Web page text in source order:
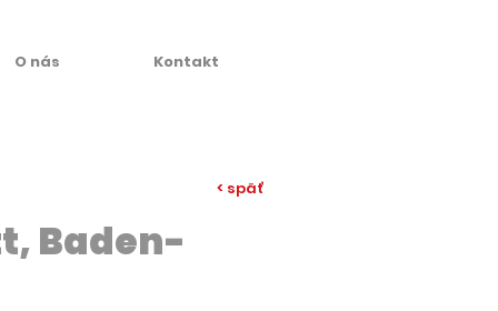
O nás Kontakt
< späť
Baden-